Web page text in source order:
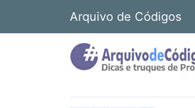
Arquivo de Códigos